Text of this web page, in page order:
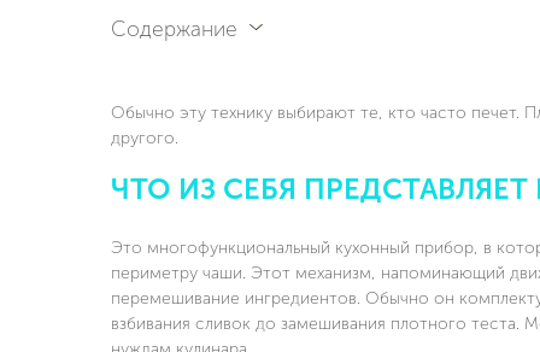
Содержание
Обычно эту технику выбирают те, кто часто печет.
другого.
ЧТО ИЗ СЕБЯ
Это многофункциональный кухонный прибор, в
периметру чаши. Этот механизм, напоминающий
перемешивание ингредиентов. Обычно он
взбивания сливок до замешивания плотного